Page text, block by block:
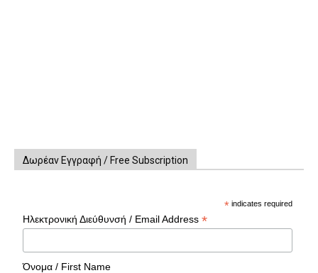
Δωρέαν Εγγραφή / Free Subscription
* indicates required
Ηλεκτρονική Διεύθυνσή / Email Address*
Όνομα / First Name